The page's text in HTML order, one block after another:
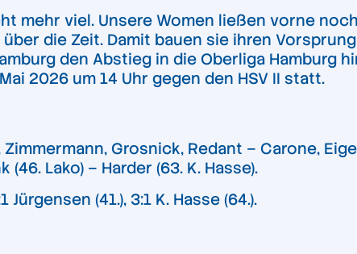
mehr viel. Unsere Women ließen vorne
die Zeit. Damit bauen sie ihren
den Abstieg in die Oberliga Hamburg
2026 um 14 Uhr gegen den HSV II statt.
Zimmermann, Grosnick, Redant – Carone,
Lako) – Harder (63. K. Hasse).
Jürgensen (41.), 3:1 K. Hasse (64.).